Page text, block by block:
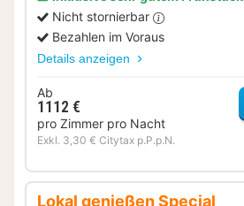
Nicht stornierbar
Bezahlen im Voraus
Details anzeigen
Ab
1112 €
pro Zimmer pro Nacht
Exkl. 3,30 € Citytax p.P.p.N.
Lokal genießen Special